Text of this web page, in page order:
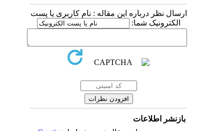
ارسال نظر درباره این مقاله : نام کاربری یا پست
الکترونیک شما:
بازنشر اطلاعات